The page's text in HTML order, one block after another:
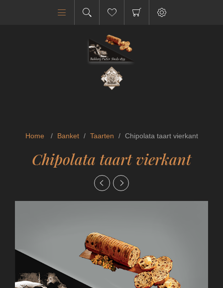
Home / Banket / Taarten / Chipolata taart vierkant
Chipolata taart vierkant